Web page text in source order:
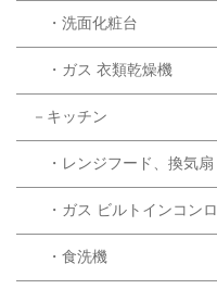
・洗面化粧台
・ガス 衣類乾燥機
－キッチン
・レンジフード、換気扇
・ガス ビルトインコンロ
・食洗機